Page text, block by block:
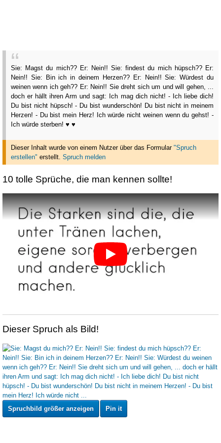
Sie: Magst du mich?? Er: Nein!! Sie: findest du mich hüpsch?? Er:
Nein!! Sie: Bin ich in deinem Herzen?? Er: Nein!! Sie: Würdest du
weinen wenn ich geh?? Er: Nein!! Sie dreht sich um und will gehen, ...
doch er hällt ihren Arm und sagt: Ich mag dich nicht! - Ich liebe dich!
Du bist nicht hüpsch! - Du bist wunderschön! Du bist nicht in meinem
Herzen! - Du bist mein Herz! Ich würde nicht weinen wenn du gehst! -
Ich würde sterben! ♥ ♥
Dieser Inhalt wurde von einem Nutzer über das Formular "Spruch
erstellen" erstellt. Spruch melden
10 tolle Sprüche, die man kennen sollte!
Dieser Spruch als Bild!
Spruchbild größer anzeigen Pin it